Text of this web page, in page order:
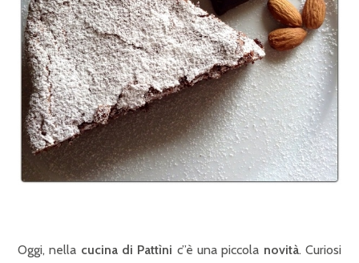
Oggi, nella cucina di Pattìni c”è una piccola novità. Curiosi